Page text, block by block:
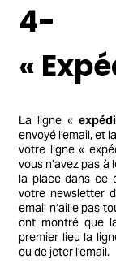
4-
«
La ligne «
envoyé l’email, et
votre ligne «
vous n’avez pas
la place dans ce
votre newsletter
email n’aille pas
ont montré que
premier lieu la
ou de jeter l’email.